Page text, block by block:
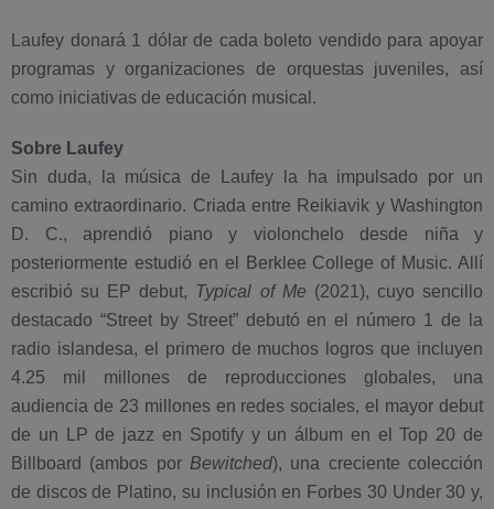
Laufey donará 1 dólar de cada boleto vendido para apoyar
programas y organizaciones de orquestas juveniles, así
como iniciativas de educación musical.
Sobre Laufey
Sin duda, la música de Laufey la ha impulsado por un
camino extraordinario. Criada entre Reikiavik y Washington
D. C., aprendió piano y violonchelo desde niña y
posteriormente estudió en el Berklee College of Music. Allí
escribió su EP debut, Typical of Me (2021), cuyo sencillo
destacado “Street by Street” debutó en el número 1 de la
radio islandesa, el primero de muchos logros que incluyen
4.25 mil millones de reproducciones globales, una
audiencia de 23 millones en redes sociales, el mayor debut
de un LP de jazz en Spotify y un álbum en el Top 20 de
Billboard (ambos por Bewitched), una creciente colección
de discos de Platino, su inclusión en Forbes 30 Under 30 y,